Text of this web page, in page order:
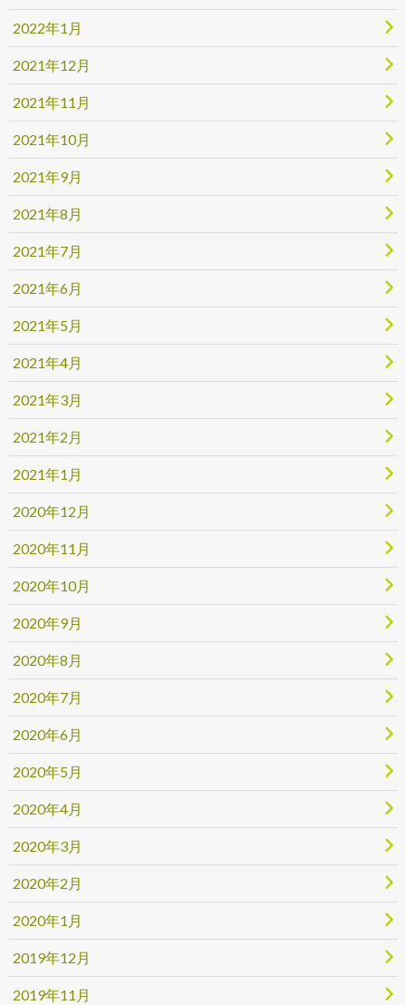
2022年1月
2021年12月
2021年11月
2021年10月
2021年9月
2021年8月
2021年7月
2021年6月
2021年5月
2021年4月
2021年3月
2021年2月
2021年1月
2020年12月
2020年11月
2020年10月
2020年9月
2020年8月
2020年7月
2020年6月
2020年5月
2020年4月
2020年3月
2020年2月
2020年1月
2019年12月
2019年11月